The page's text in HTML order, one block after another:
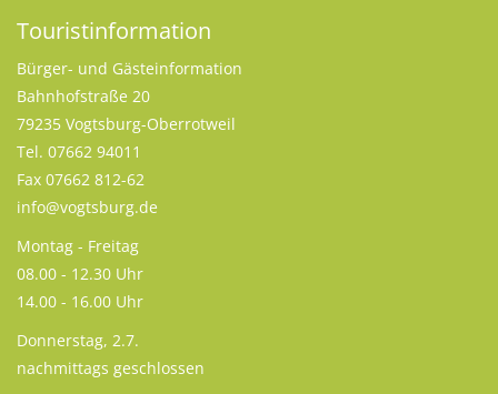
Touristinformation
Bürger- und Gästeinformation
Bahnhofstraße 20
79235 Vogtsburg-Oberrotweil
Tel. 07662 94011
Fax 07662 812-62
info@vogtsburg.de
Montag - Freitag
08.00 - 12.30 Uhr
14.00 - 16.00 Uhr
Donnerstag, 2.7.
nachmittags geschlossen